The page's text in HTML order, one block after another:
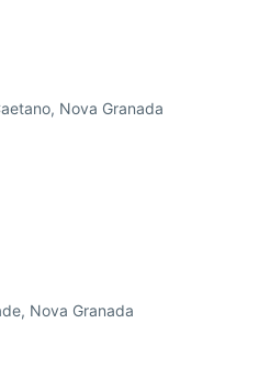
Nova Granada
Nova Granada